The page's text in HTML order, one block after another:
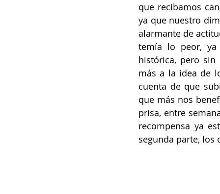
que recibamos
ya que nuestro
alarmante de
temía lo peor, ya
histórica, pero sin
más a la idea de
cuenta de que
que más nos
prisa, entre
recompensa ya
segunda parte, los